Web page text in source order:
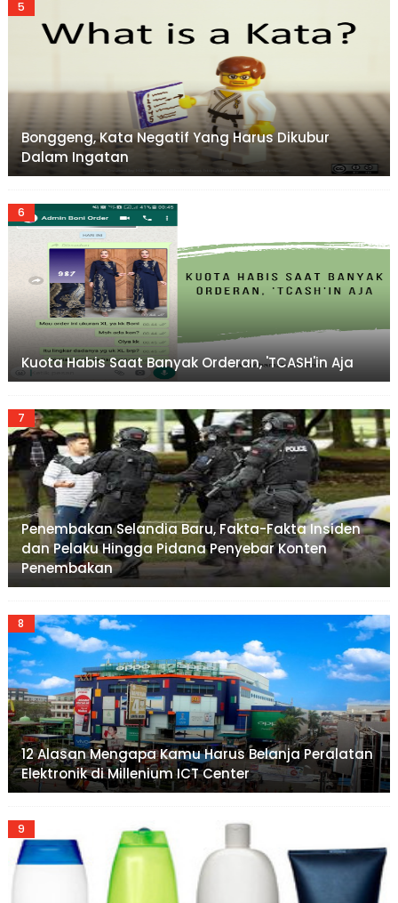
Bonggeng, Kata Negatif Yang Harus Dikubur
Dalam Ingatan
Kuota Habis Saat Banyak Orderan, 'TCASH'in Aja
Penembakan Selandia Baru, Fakta-Fakta Insiden
dan Pelaku Hingga Pidana Penyebar Konten
Penembakan
12 Alasan Mengapa Kamu Harus Belanja Peralatan
Elektronik di Millenium ICT Center